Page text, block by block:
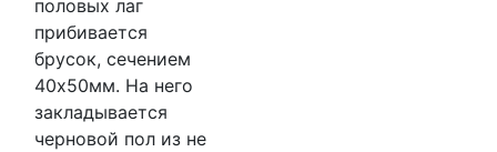
половых лаг
прибивается
брусок, сечением
40х50мм. На него
закладывается
черновой пол из не